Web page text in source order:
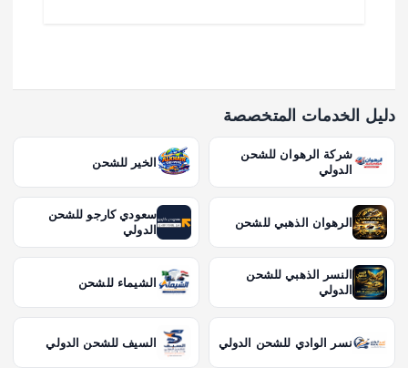
دليل الخدمات المتخصصة
شركة الرهوان للشحن
الدولي
الخير للشحن
الرهوان الذهبي للشحن
سعودي كارجو للشحن
الدولي
النسر الذهبي للشحن
الدولي
الشيماء للشحن
نسر الوادي للشحن الدولي السيف للشحن الدولي